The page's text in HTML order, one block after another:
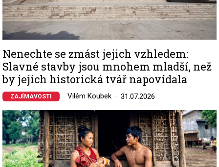
Nenechte se zmást jejich vzhledem:
Slavné stavby jsou mnohem mladší, než
by jejich historická tvář napovídala
ZAJÍMAVOSTI Vilém Koubek 31.07.2026
Image